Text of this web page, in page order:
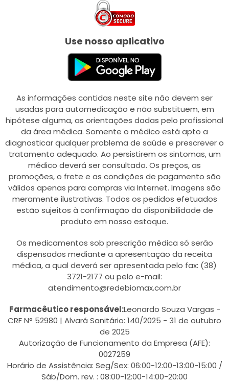
Use nosso aplicativo
As informações contidas neste site não devem ser
usadas para automedicação e não substituem, em
hipótese alguma, as orientações dadas pelo profissional
da área médica. Somente o médico está apto a
diagnosticar qualquer problema de saúde e prescrever o
tratamento adequado. Ao persistirem os sintomas, um
médico deverá ser consultado. Os preços, as
promoções, o frete e as condições de pagamento são
válidos apenas para compras via Internet. Imagens são
meramente ilustrativas. Todos os pedidos efetuados
estão sujeitos à confirmação da disponibilidade de
produto em nosso estoque.
Os medicamentos sob prescrição médica só serão
dispensados mediante a apresentação da receita
médica, a qual deverá ser apresentada pelo fax: (38)
3721-2177 ou pelo e-mail:
atendimento@redebiomax.com.br
Farmacêutico responsável:Leonardo Souza Vargas -
CRF N° 52980 | Alvará Sanitário: 140/2025 - 31 de outubro
de 2025
Autorização de Funcionamento da Empresa (AFE):
0027259
Horário de Assistência: Seg/Sex: 06:00-12:00-13:00-15:00 /
Sáb/Dom. rev. : 08:00-12:00-14:00-20:00